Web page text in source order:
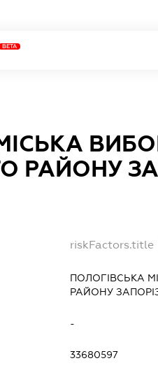
BETA
РАЙОНУ
riskFactors.title
ПОЛОГІВСЬКА
РАЙОНУ
-
33680597